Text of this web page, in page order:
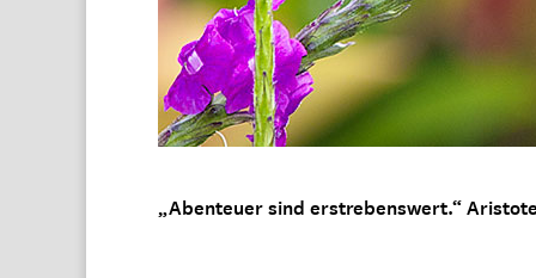
„Abenteuer sind erstrebenswert.“